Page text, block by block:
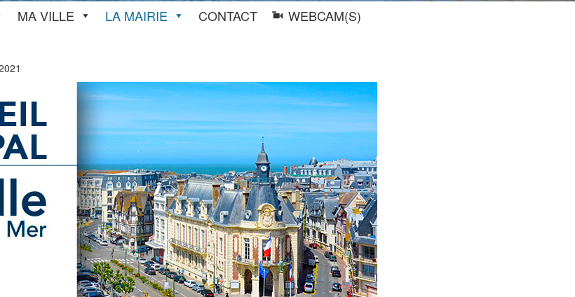
MA VILLE LA MAIRIE CONTACT WEBCAM(S)